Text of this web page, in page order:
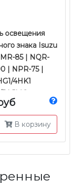
освещения
знака Isuzu
85 | NQR-
| NPR-75 |
4HK1
| JMC
В корзину